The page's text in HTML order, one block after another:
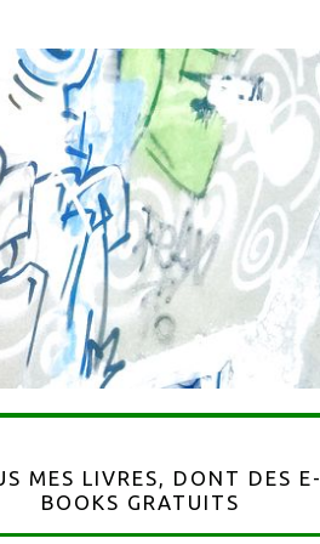
MES LIVRES, DONT DES E-
BOOKS GRATUITS